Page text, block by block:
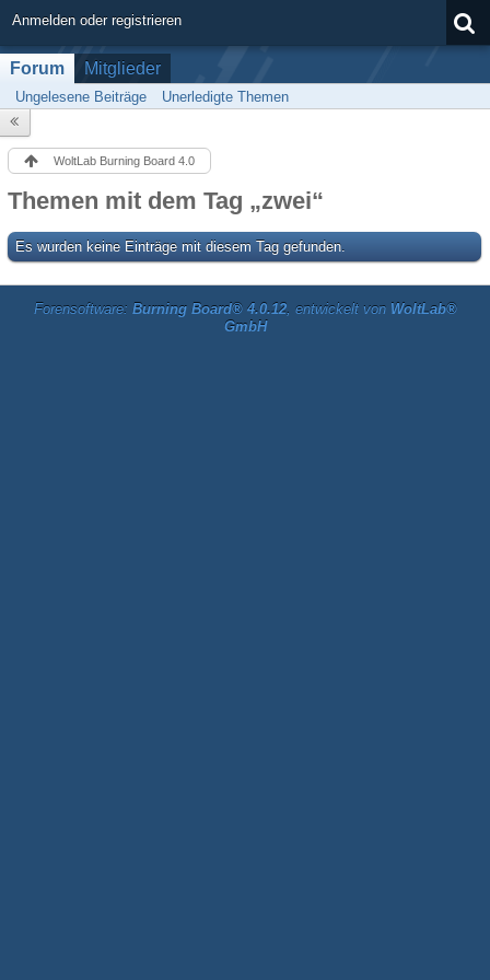
Anmelden oder registrieren
Forum Mitglieder
Ungelesene Beiträge Unerledigte Themen
WoltLab Burning Board 4.0
Themen mit dem Tag „zwei“
Es wurden keine Einträge mit diesem Tag gefunden.
Forensoftware: Burning Board® 4.0.12, entwickelt von WoltLab®
GmbH